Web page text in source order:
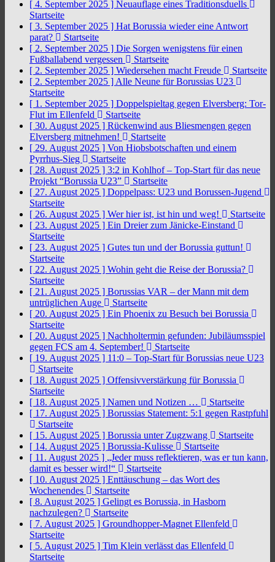
[ 4. September 2025 ] Neuauflage eines Traditionsduells
Startseite
[ 3. September 2025 ] Hat Borussia wieder eine Antwort
parat?
Startseite
[ 2. September 2025 ] Die Sorgen wenigstens für einen
Fußballabend vergessen
Startseite
[ 2. September 2025 ] Wiedersehen macht Freude
Startseite
[ 2. September 2025 ] Alle Neune für Borussias U23
Startseite
[ 1. September 2025 ] Doppelspieltag gegen Elversberg: Tor-
Flut im Ellenfeld
Startseite
[ 30. August 2025 ] Rückenwind aus Bliesmengen gegen
Elversberg mitnehmen!
Startseite
[ 29. August 2025 ] Von Hiobsbotschaften und einem
Pyrrhus-Sieg
Startseite
[ 28. August 2025 ] 3:2 in Kohlhof – Top-Start für das neue
Projekt “Borussia U23”
Startseite
[ 27. August 2025 ] Doppelpass: U23 und Borussen-Jugend
Startseite
[ 26. August 2025 ] Wer hier ist, ist hin und weg!
Startseite
[ 23. August 2025 ] Ein Dreier zum Jänicke-Einstand
Startseite
[ 23. August 2025 ] Gutes tun und der Borussia guttun!
Startseite
[ 22. August 2025 ] Wohin geht die Reise der Borussia?
Startseite
[ 21. August 2025 ] Borussias VAR – der Mann mit dem
untrüglichen Auge
Startseite
[ 20. August 2025 ] Ein Phoenix zu Besuch bei Borussia
Startseite
[ 20. August 2025 ] Nachholtermin gefunden: Jubiläumsspiel
gegen FCS am 4. September!
Startseite
[ 19. August 2025 ] 11:0 – Top-Start für Borussias neue U23
Startseite
[ 18. August 2025 ] Offensivverstärkung für Borussia
Startseite
[ 18. August 2025 ] Namen und Notizen …
Startseite
[ 17. August 2025 ] Borussias Statement: 5:1 gegen Rastpfuhl
Startseite
[ 15. August 2025 ] Borussia unter Zugzwang
Startseite
[ 14. August 2025 ] Borussia-Kulisse
Startseite
[ 11. August 2025 ] „Jeder muss reflektieren, was er tun kann,
damit es besser wird!“
Startseite
[ 10. August 2025 ] Enttäuschung – das Wort des
Wochenendes
Startseite
[ 8. August 2025 ] Gelingt es Borussia, in Hasborn
nachzulegen?
Startseite
[ 7. August 2025 ] Groundhopper-Magnet Ellenfeld
Startseite
[ 5. August 2025 ] Tim Klein verlässt das Ellenfeld
Startseite